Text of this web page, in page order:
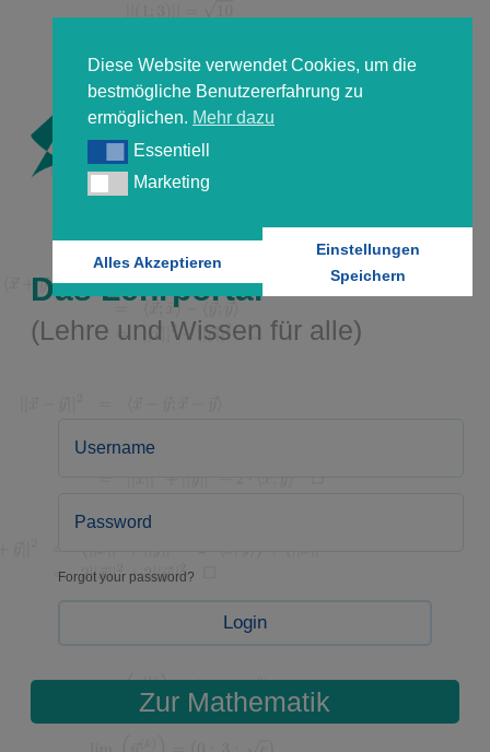
Diese Website verwendet Cookies, um die
bestmögliche Benutzererfahrung zu
ermöglichen. Mehr dazu
EssentiellEssentiell
MarketingMarketing
Alles Akzeptieren
Einstellungen
Speichern
Das Lehrportal
(Lehre und Wissen für alle)
Forgot your password?
Login
Zur Mathematik